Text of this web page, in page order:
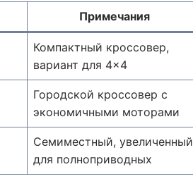
Примечания
Компактный кроссовер,
вариант для 4×4
Городской кроссовер с
экономичными моторами
Семиместный, увеличенный
для полноприводных